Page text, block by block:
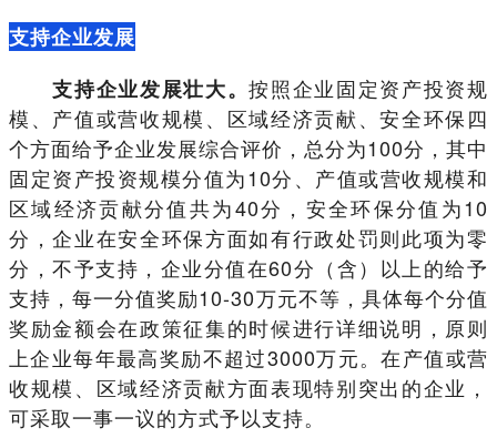
支持企业发展
支持企业发展壮大。按照企业固定资产投资规
模、产值或营收规模、区域经济贡献、安全环保四
个方面给予企业发展综合评价，总分为100分，其中
固定资产投资规模分值为10分、产值或营收规模和
区域经济贡献分值共为40分，安全环保分值为10
分，企业在安全环保方面如有行政处罚则此项为零
分，不予支持，企业分值在60分（含）以上的给予
支持，每一分值奖励10-30万元不等，具体每个分值
奖励金额会在政策征集的时候进行详细说明，原则
上企业每年最高奖励不超过3000万元。在产值或营
收规模、区域经济贡献方面表现特别突出的企业，
可采取一事一议的方式予以支持。